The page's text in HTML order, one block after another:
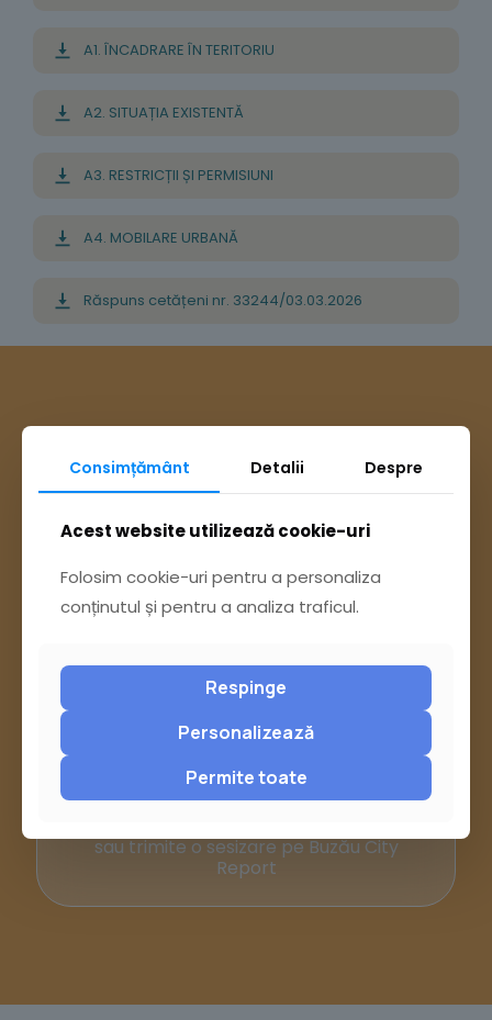
A1. ÎNCADRARE ÎN TERITORIU
A2. SITUAȚIA EXISTENTĂ
A3. RESTRICȚII ȘI PERMISIUNI
A4. MOBILARE URBANĂ
Răspuns cetățeni nr. 33244/03.03.2026
Pagina Contact
sau trimite o sesizare pe Buzău City
Report
Consimțământ Detalii Despre
Acest website utilizează cookie-uri
Folosim cookie-uri pentru a personaliza
conținutul și pentru a analiza traficul.
Respinge
Personalizează
Permite toate